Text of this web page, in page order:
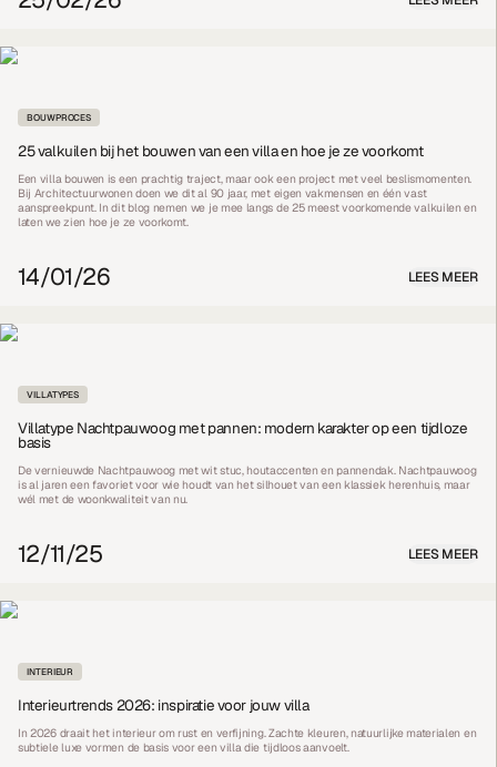
BOUWPROCES
25 valkuilen bij het bouwen van een villa en hoe je ze voorkomt
Een villa bouwen is een prachtig traject, maar ook een project met veel beslismomenten.
Bij Architectuurwonen doen we dit al 90 jaar, met eigen vakmensen en één vast
aanspreekpunt. In dit blog nemen we je mee langs de 25 meest voorkomende valkuilen en
laten we zien hoe je ze voorkomt.
14/01/26 LEES MEER
VILLATYPES
Villatype Nachtpauwoog met pannen: modern karakter op een tijdloze
basis
De vernieuwde Nachtpauwoog met wit stuc, houtaccenten en pannendak. Nachtpauwoog
is al jaren een favoriet voor wie houdt van het silhouet van een klassiek herenhuis, maar
wél met de woonkwaliteit van nu.
12/11/25 LEES MEER
INTERIEUR
Interieurtrends 2026: inspiratie voor jouw villa
In 2026 draait het interieur om rust en verfijning. Zachte kleuren, natuurlijke materialen en
subtiele luxe vormen de basis voor een villa die tijdloos aanvoelt.